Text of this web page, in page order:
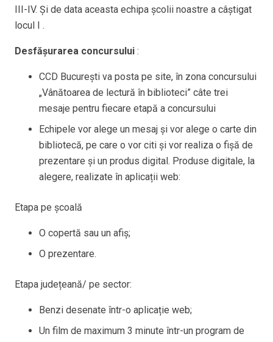
III-IV. Și de data aceasta echipa școlii noastre a câștigat
locul I .
Desfășurarea concursului :
CCD București va posta pe site, în zona concursului
„Vânătoarea de lectură în biblioteci” câte trei
mesaje pentru fiecare etapă a concursului
Echipele vor alege un mesaj și vor alege o carte din
bibliotecă, pe care o vor citi și vor realiza o fișă de
prezentare și un produs digital. Produse digitale, la
alegere, realizate în aplicații web:
Etapa pe școală
O copertă sau un afiș;
O prezentare.
Etapa județeană/ pe sector:
Benzi desenate într-o aplicație web;
Un film de maximum 3 minute într-un program de